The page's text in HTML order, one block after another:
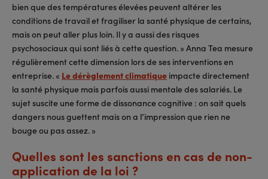
bien que des températures élevées peuvent altérer les
conditions de travail et fragiliser la santé physique de certains,
mais on peut aller plus loin. Il y a aussi des risques
psychosociaux qui sont liés à cette question. » Anna Tea mesure
régulièrement cette dimension lors de ses interventions en
entreprise. « Le dérèglement climatique impacte directement
la santé physique mais parfois aussi mentale des salariés. Le
sujet suscite une forme de dissonance cognitive : on sait quels
dangers nous guettent mais on a l’impression que rien ne
bouge ou pas assez. »
Quelles sont les sanctions en cas de non-
application de la loi ?